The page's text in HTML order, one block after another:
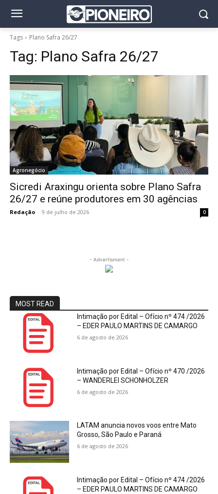
Tags Plano Safra 26/27
Tag: Plano Safra 26/27
Agronegócio
Sicredi Araxingu orienta sobre Plano Safra
26/27 e reúne produtores em 30 agências
Redação - 9 de julho de 2026 0
- Advertisment -
MOST READ
Intimação por Edital – Ofício nº 474 /2026
– EDER PAULO MARTINS DE CAMARGO
6 de agosto de 2026
Intimação por Edital – Ofício nº 470 /2026
– WANDERLEI SCHONHOLZER
6 de agosto de 2026
LATAM anuncia novos voos entre Mato
Grosso, São Paulo e Paraná
6 de agosto de 2026
Intimação por Edital – Ofício nº 474 /2026
– EDER PAULO MARTINS DE CAMARGO